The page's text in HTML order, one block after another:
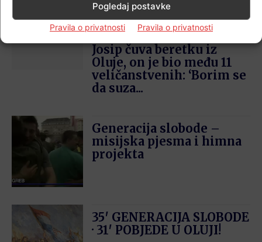
Pogledaj postavke
Pravila o privatnosti Pravila o privatnosti
Vitez GENERACIJE
SLOBODE – PODIGAO
BARJAK NA TVRĐAVU /
Josip čuva beretku iz
Oluje, on je bio među 11
veličanstvenih: ‘Borim se
da suza...
Generacija slobode –
misijska pjesma i himna
projekta
35′ GENERACIJA SLOBODE
· 31′ POBJEDE U OLUJI!